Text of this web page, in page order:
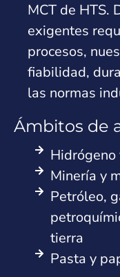
MCT de HTS.
exigentes
procesos,
fiabilidad,
las normas
Ámbitos de
Hidrógeno
Minería y
Petróleo,
tierra
Pasta y